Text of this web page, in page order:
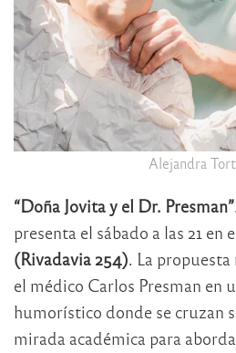
Alejandra
“Doña Jovita y el Dr. Presman”
presenta el sábado a las 21 en
(Rivadavia 254). La
el médico Carlos Presman en
humorístico donde se cruzan
mirada académica para